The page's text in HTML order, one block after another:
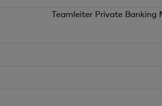
Teamleiter Private Banking